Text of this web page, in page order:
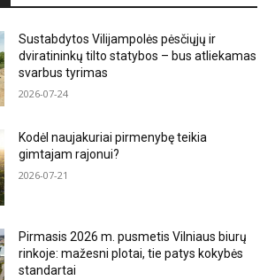
Sustabdytos Vilijampolės pėsčiųjų ir
dviratininkų tilto statybos – bus atliekamas
svarbus tyrimas
2026-07-24
Kodėl naujakuriai pirmenybę teikia
gimtajam rajonui?
2026-07-21
Pirmasis 2026 m. pusmetis Vilniaus biurų
rinkoje: mažesni plotai, tie patys kokybės
standartai